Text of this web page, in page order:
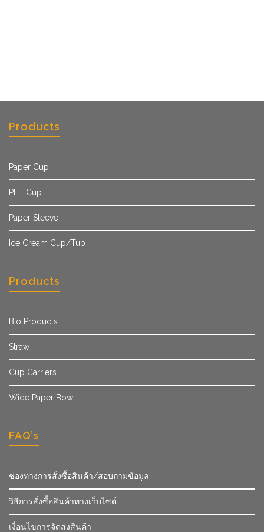
Products
Paper Cup
PET Cup
Paper Sleeve
Ice Cream Cup/Tub
Products
Bio Products
Straw
Cup Carriers
Wide Paper Bowl
FAQ’s
ช่องทางการสั่งซื้อสินค้า/สอบถามข้อมูล
วิธีการสั่งซื้อสินค้าทางเว็บไซต์
เงื่อนไขการจัดส่งสินค้า